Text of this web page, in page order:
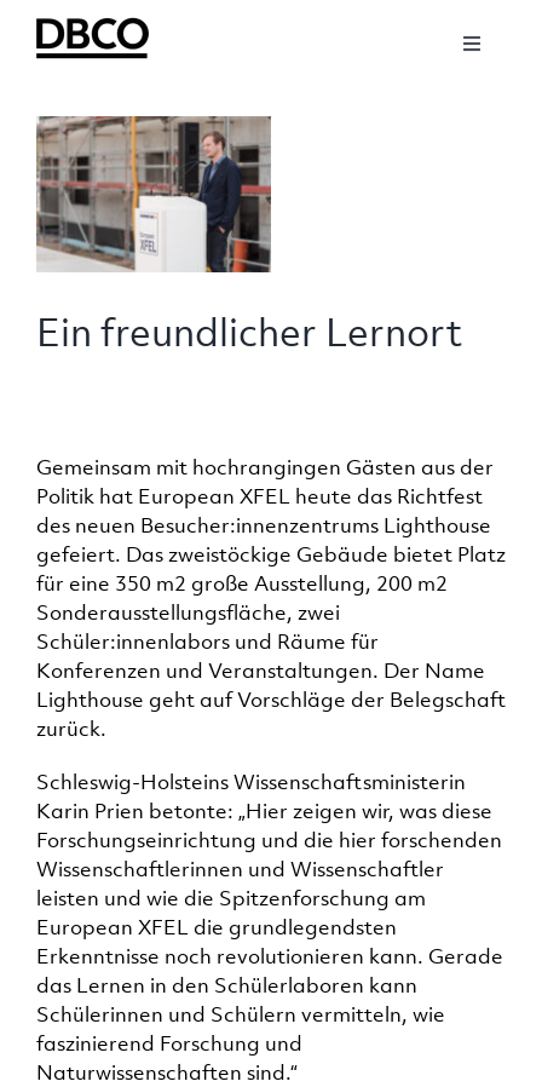
Zum
Inhalt
Toggle
ABOUT
SOCIAL
TEAM
Zeige
grösseres
Bild
Ein freundlicher Lernort
Gemeinsam mit hochrangingen Gästen aus der
Politik hat European XFEL heute das Richtfest
des neuen Besucher:innenzentrums Lighthouse
gefeiert. Das zweistöckige Gebäude bietet Platz
für eine 350 m2 große Ausstellung, 200 m2
Sonderausstellungsfläche, zwei
Schüler:innenlabors und Räume für
Konferenzen und Veranstaltungen. Der Name
Lighthouse geht auf Vorschläge der Belegschaft
zurück.
Schleswig-Holsteins Wissenschaftsministerin
Karin Prien betonte: „Hier zeigen wir, was diese
Forschungseinrichtung und die hier forschenden
Wissenschaftlerinnen und Wissenschaftler
leisten und wie die Spitzenforschung am
European XFEL die grundlegendsten
Erkenntnisse noch revolutionieren kann. Gerade
das Lernen in den Schülerlaboren kann
Schülerinnen und Schülern vermitteln, wie
faszinierend Forschung und
Naturwissenschaften sind.“